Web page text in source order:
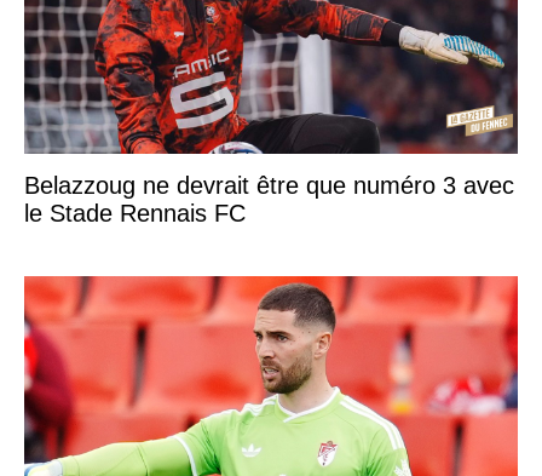
Belazzoug ne devrait être que numéro 3 avec
le Stade Rennais FC